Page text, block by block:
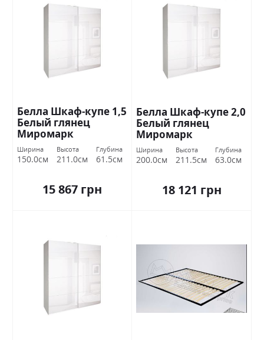
Белла Шкаф-купе 1,5
Белый глянец
Миромарк
Ширина
150.0см
Высота
211.0см
Глубина
61.5см
15 867 грн
Белла Шкаф-купе 2,0
Белый глянец
Миромарк
Ширина
200.0см
Высота
211.5см
Глубина
63.0см
18 121 грн